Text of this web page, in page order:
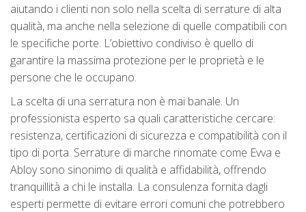
aiutando i clienti non solo nella scelta di serrature di alta
qualità, ma anche nella selezione di quelle compatibili con
le specifiche porte. L’obiettivo condiviso è quello di
garantire la massima protezione per le proprietà e le
persone che le occupano.
La scelta di una serratura non è mai banale. Un
professionista esperto sa quali caratteristiche cercare:
resistenza, certificazioni di sicurezza e compatibilità con il
tipo di porta. Serrature di marche rinomate come Evva e
Abloy sono sinonimo di qualità e affidabilità, offrendo
tranquillità a chi le installa. La consulenza fornita dagli
esperti permette di evitare errori comuni che potrebbero